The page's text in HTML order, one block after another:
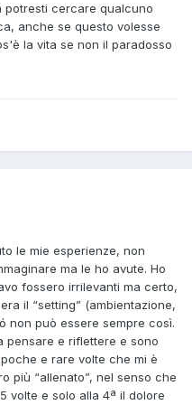
potresti cercare qualcuno
anche se questo volesse
la vita se non il paradosso
le mie esperienze, non
ma le ho avute. Ho
fossero irrilevanti ma certo,
il “setting” (ambientazione,
non può essere sempre così.
pensare e riflettere e sono
e rare volte che mi è
più “allenato”, nel senso che
volte e solo alla 4ª il dolore